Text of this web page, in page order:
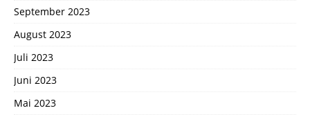
September 2023
August 2023
Juli 2023
Juni 2023
Mai 2023